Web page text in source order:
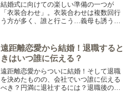
結婚式に向けての楽しい準備の一つが
「衣装合わせ」。衣装合わせは複数回行
う方が多く、誰と行こう…義母も誘うべ
式の衣装合わせの同行者について、それ
ぞれのメリットをご紹介します。
遠距離恋愛から結婚！退職すると
きはいつ誰に伝える？
遠距離恋愛からついに結婚！そして退職
を決めたものの、会社でいつ誰に伝える
べき？円満に退社するには？退職後の仕